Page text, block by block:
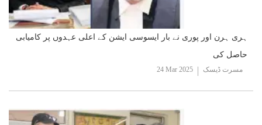
ہری ہرن اور پوری نے بار ایسوسی ایشن کے اعلی عہدوں پر کامیابی
حاصل کی
24 Mar 2025 مسرت ڈیسک